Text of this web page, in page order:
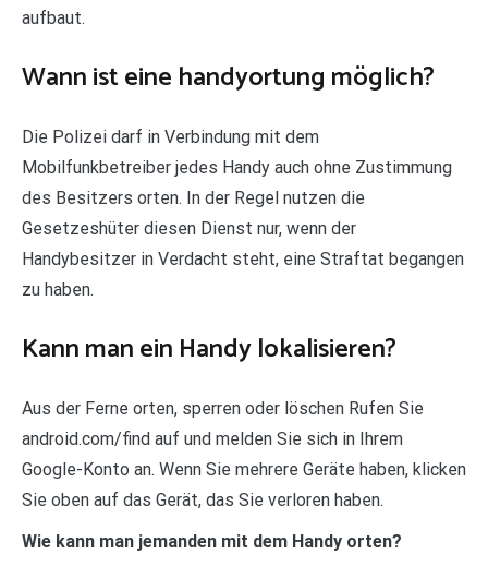
aufbaut.
Wann ist eine handyortung möglich?
Die Polizei darf in Verbindung mit dem
Mobilfunkbetreiber jedes Handy auch ohne Zustimmung
des Besitzers orten. In der Regel nutzen die
Gesetzeshüter diesen Dienst nur, wenn der
Handybesitzer in Verdacht steht, eine Straftat begangen
zu haben.
Kann man ein Handy lokalisieren?
Aus der Ferne orten, sperren oder löschen Rufen Sie
android.com/find auf und melden Sie sich in Ihrem
Google-Konto an. Wenn Sie mehrere Geräte haben, klicken
Sie oben auf das Gerät, das Sie verloren haben.
Wie kann man jemanden mit dem Handy orten?